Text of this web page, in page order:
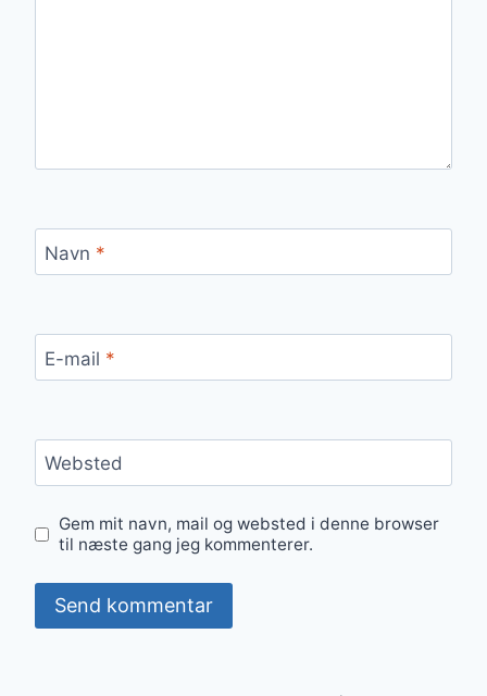
Navn *
E-mail *
Websted
Gem mit navn, mail og websted i denne browser
til næste gang jeg kommenterer.